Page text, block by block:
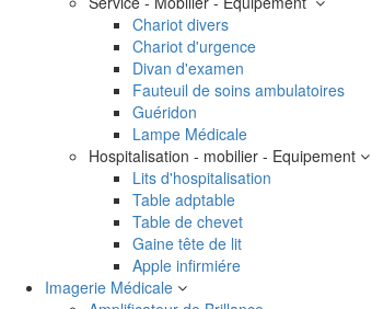
Chariot divers
Chariot d'urgence
Divan d'examen
Fauteuil de soins ambulatoires
Guéridon
Lampe Médicale
Hospitalisation - mobilier - Equipement
Lits d'hospitalisation
Table adptable
Table de chevet
Gaine tête de lit
Apple infirmiére
Imagerie Médicale